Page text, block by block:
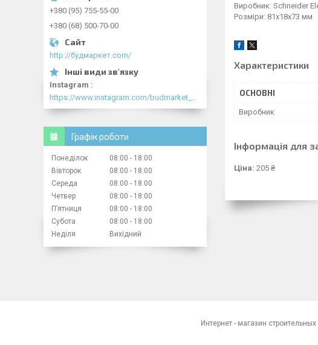
Виробник: Schneider
Розміри: 81x18x73 мм
Характеристики
ОСНОВНІ
Виробник
Інформація для
Ціна: 205 ₴
+380 (95) 755-55-00
+380 (68) 500-70-00
http://будмаркет.com/
Instagram
Графік роботи
Понеділок 08:00
18:00
Вівторок
08:00
18:00
Середа
08:00
18:00
Четвер
08:00
18:00
Пʼятниця
08:00
18:00
Субота
08:00
18:00
Неділя
Вихідний